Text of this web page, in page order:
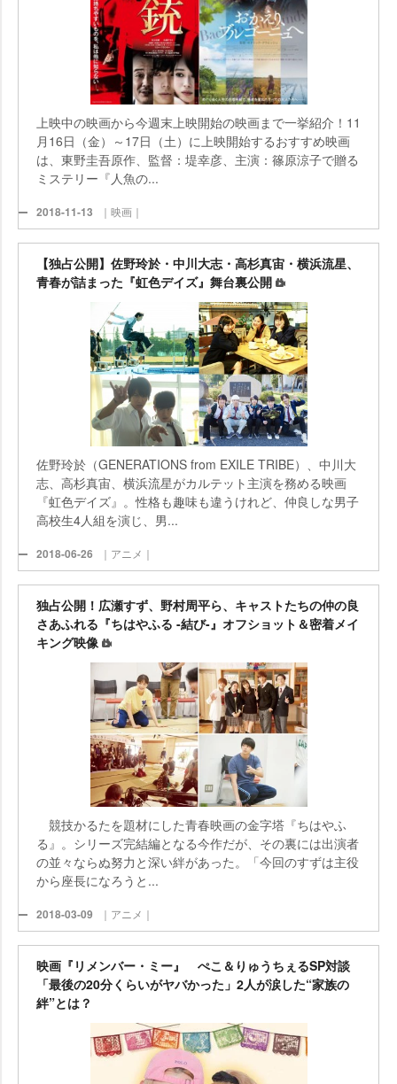
上映中の映画から今週末上映開始の映画まで一挙紹介！11
月16日（金）～17日（土）に上映開始するおすすめ映画
は、東野圭吾原作、監督：堤幸彦、主演：篠原涼子で贈る
ミステリー『人魚の...
2018-11-13 ｜映画｜
【独占公開】佐野玲於・中川大志・高杉真宙・横浜流星、
青春が詰まった『虹色デイズ』舞台裏公開
佐野玲於（GENERATIONS from EXILE TRIBE）、中川大
志、高杉真宙、横浜流星がカルテット主演を務める映画
『虹色デイズ』。性格も趣味も違うけれど、仲良しな男子
高校生4人組を演じ、男...
2018-06-26 ｜アニメ｜
独占公開！広瀬すず、野村周平ら、キャストたちの仲の良
さあふれる『ちはやふる -結び-』オフショット＆密着メイ
キング映像
競技かるたを題材にした青春映画の金字塔『ちはやふ
る』。シリーズ完結編となる今作だが、その裏には出演者
の並々ならぬ努力と深い絆があった。「今回のすずは主役
から座長になろうと...
2018-03-09 ｜アニメ｜
映画『リメンバー・ミー』 ぺこ＆りゅうちぇるSP対談
「最後の20分くらいがヤバかった」2人が涙した“家族の
絆”とは？